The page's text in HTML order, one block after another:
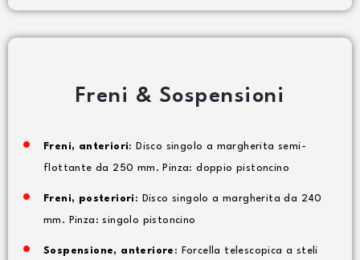
Freni & Sospensioni
Freni, anteriori: Disco singolo a margherita semi-
flottante da 250 mm. Pinza: doppio pistoncino
Freni, posteriori : Disco singolo a margherita da 240
mm. Pinza: singolo pistoncino
Sospensione, anteriore : Forcella telescopica a steli